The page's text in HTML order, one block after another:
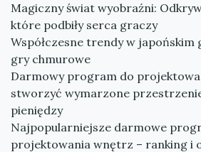
Magiczny świat wyobraźni:
które podbiły serca graczy
Współczesne trendy w japońskim
gry chmurowe
Darmowy program do
stworzyć wymarzone
pieniędzy
Najpopularniejsze darmowe
projektowania wnętrz – ranking i